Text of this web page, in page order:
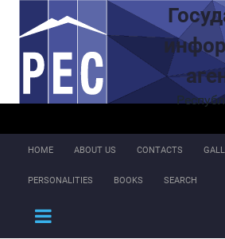
Skip to main content
HOME ABOUT US CONTACTS
PERSONALITIES BOOKS SEARCH